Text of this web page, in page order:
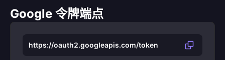
Google 令牌端点
https://oauth2.googleapis.com/token